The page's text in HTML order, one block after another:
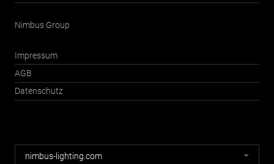
Nimbus Group
Impressum
AGB
Datenschutz
Nimbus
nimbus-lighting.com